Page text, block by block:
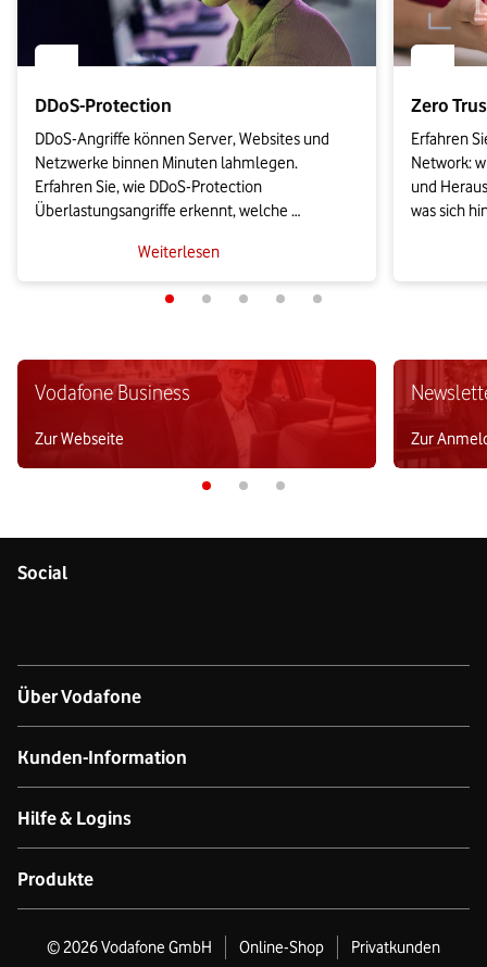
DDoS-Protection
DDoS-Angriffe können Server, Websites und
Netzwerke binnen Minuten lahmlegen.
Erfahren Sie, wie DDoS-Protection
Überlastungsangriffe erkennt, welche
bei der Anbieterwahl gemäß NIS2 und BSI
achten sollten.
Weiterlesen
Zero
Erfahren
Network:
und
was sich
einführen.
Vodafone Business
Zur Webseite Zur
Social
Über Vodafone
Über das Unternehmen
Netzabdeckung Mobilfunk
Nachhaltigkeit
Kunden-Information
Kontakt für Geschäftskund:innen
Datenschutz
Hilfe & Logins
Produkt- & technischer Support
Produkte
©2026Vodafone GmbH Online-Shop Privatkunden